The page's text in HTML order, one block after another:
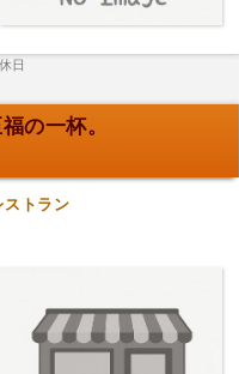
日
の一杯。
ストラン